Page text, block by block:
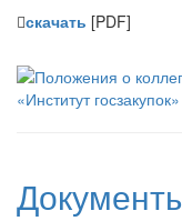
скачать [PDF]